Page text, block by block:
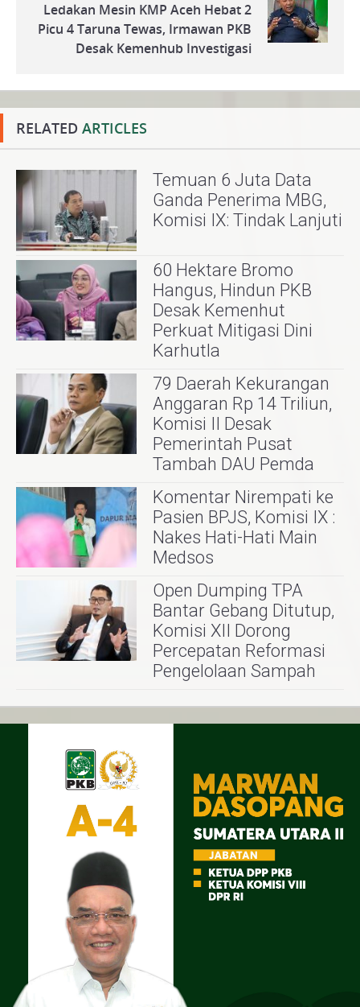
Ledakan Mesin KMP Aceh Hebat 2
Picu 4 Taruna Tewas, Irmawan PKB
Desak Kemenhub Investigasi
RELATED ARTICLES
Temuan 6 Juta Data
Ganda Penerima MBG,
Komisi IX: Tindak Lanjuti
60 Hektare Bromo
Hangus, Hindun PKB
Desak Kemenhut
Perkuat Mitigasi Dini
Karhutla
79 Daerah Kekurangan
Anggaran Rp 14 Triliun,
Komisi II Desak
Pemerintah Pusat
Tambah DAU Pemda
Komentar Nirempati ke
Pasien BPJS, Komisi IX :
Nakes Hati-Hati Main
Medsos
Open Dumping TPA
Bantar Gebang Ditutup,
Komisi XII Dorong
Percepatan Reformasi
Pengelolaan Sampah